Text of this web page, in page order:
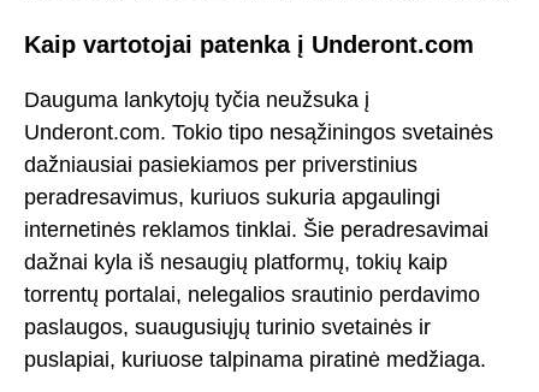
Kaip vartotojai patenka į Underont.com
Dauguma lankytojų tyčia neužsuka į
Underont.com. Tokio tipo nesąžiningos svetainės
dažniausiai pasiekiamos per priverstinius
peradresavimus, kuriuos sukuria apgaulingi
internetinės reklamos tinklai. Šie peradresavimai
dažnai kyla iš nesaugių platformų, tokių kaip
torrentų portalai, nelegalios srautinio perdavimo
paslaugos, suaugusiųjų turinio svetainės ir
puslapiai, kuriuose talpinama piratinė medžiaga.